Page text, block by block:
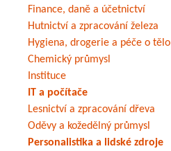
Finance, daně a účetnictví
Hutnictví a zpracování železa
Hygiena, drogerie a péče o tělo
Chemický průmysl
Instituce
IT a počítače
Lesnictví a zpracování dřeva
Oděvy a kožedělný průmysl
Personalistika a lidské zdroje